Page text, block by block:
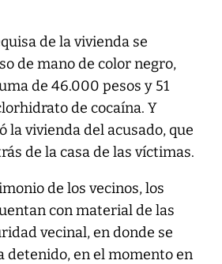
de la vivienda se
de mano de color negro,
de 46.000 pesos y 51
de cocaína. Y
la vivienda del acusado, que
de la casa de las víctimas.
de los vecinos, los
con material de las
vecinal, en donde se
detenido, en el momento en